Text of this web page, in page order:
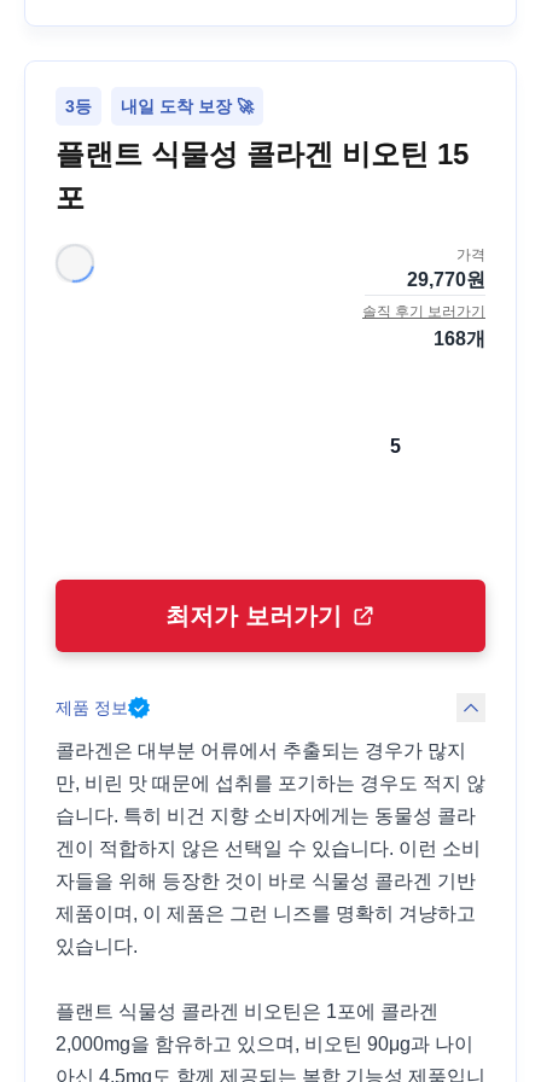
3등 내일 도착 보장 🚀
플랜트 식물성 콜라겐 비오틴 15
포
가격
29,770원
솔직 후기 보러가기
168개
5
최저가 보러가기
제품 정보
콜라겐은 대부분 어류에서 추출되는 경우가 많지
만, 비린 맛 때문에 섭취를 포기하는 경우도 적지 않
습니다. 특히 비건 지향 소비자에게는 동물성 콜라
겐이 적합하지 않은 선택일 수 있습니다. 이런 소비
자들을 위해 등장한 것이 바로 식물성 콜라겐 기반
제품이며, 이 제품은 그런 니즈를 명확히 겨냥하고
있습니다.
플랜트 식물성 콜라겐 비오틴은 1포에 콜라겐
2,000mg을 함유하고 있으며, 비오틴 90μg과 나이
아신 4.5mg도 함께 제공되는 복합 기능성 제품입니